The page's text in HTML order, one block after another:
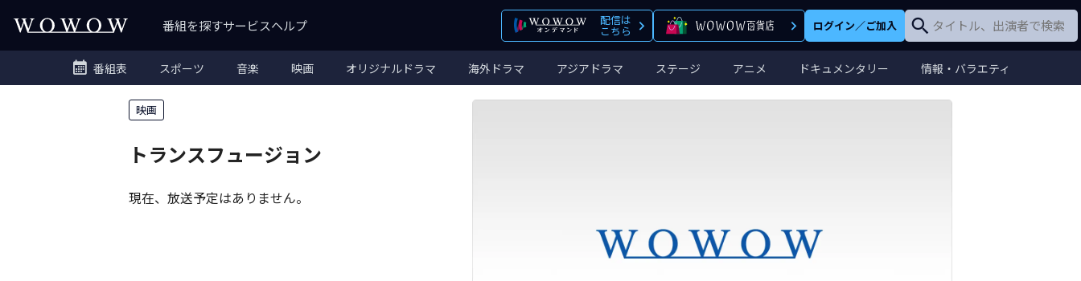
番組を探すサービスヘルプ 配信は
こちら ログイン／ご加入
番組表 スポーツ 音楽 映画 オリジナルドラマ 海外ドラマ アジアドラマ ステージ アニメ ドキュメンタリー 情報・バラエティ
映画
トランスフュージョン
現在、放送予定はありません。